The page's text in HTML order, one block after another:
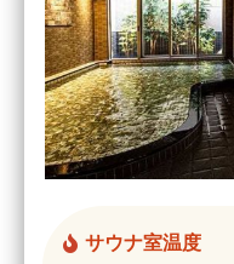
サウナ室温度